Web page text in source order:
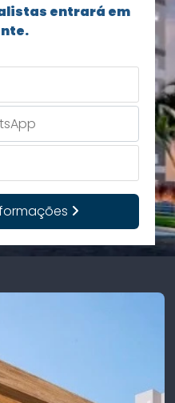
entrará em